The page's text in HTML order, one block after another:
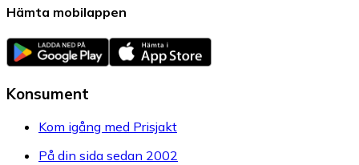
Hämta mobilappen
Konsument
Kom igång med Prisjakt
På din sida sedan 2002